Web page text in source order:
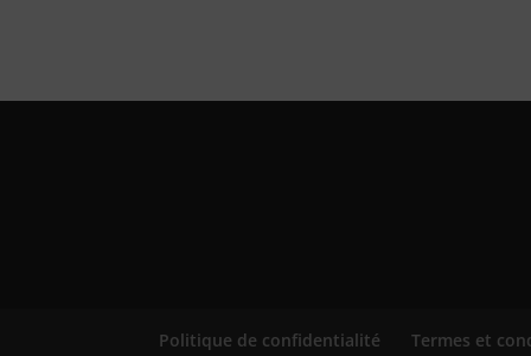
Politique de confidentialité Termes et